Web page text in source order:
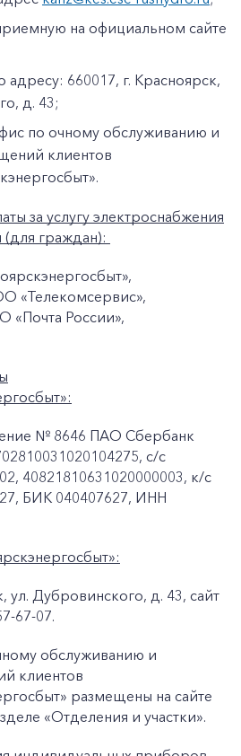
на официальном сайте
адресу: 660017, г. Красноярск,
д. 43;
по очному обслуживанию и
клиентов
за услугу электроснабжения
граждан):
«Телекомсервис»,
«Почта России»,
№ 8646 ПАО Сбербанк
с/с
40821810631020000003, к/c
БИК 040407627, ИНН
ул. Дубровинского, д. 43, сайт
67-07.
обслуживанию и
клиентов
размещены на сайте
«Отделения и участки».